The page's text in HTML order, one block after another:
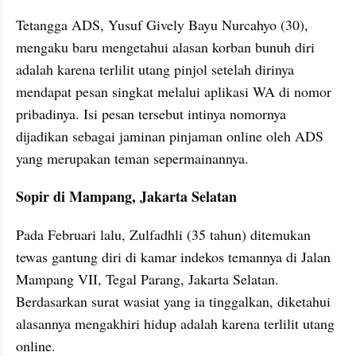
Tetangga ADS, Yusuf Gively Bayu Nurcahyo (30),
mengaku baru mengetahui alasan korban bunuh diri
adalah karena terlilit utang pinjol setelah dirinya
mendapat pesan singkat melalui aplikasi WA di nomor
pribadinya. Isi pesan tersebut intinya nomornya
dijadikan sebagai jaminan pinjaman online oleh ADS
yang merupakan teman sepermainannya.
Sopir di Mampang, Jakarta Selatan
Pada Februari lalu, Zulfadhli (35 tahun) ditemukan
tewas gantung diri di kamar indekos temannya di Jalan
Mampang VII, Tegal Parang, Jakarta Selatan.
Berdasarkan surat wasiat yang ia tinggalkan, diketahui
alasannya mengakhiri hidup adalah karena terlilit utang
online.